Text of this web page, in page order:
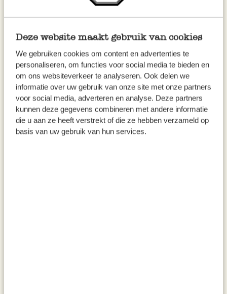
Deze website maakt gebruik van cookies
We gebruiken cookies om content en advertenties te
personaliseren, om functies voor social media te bieden en
om ons websiteverkeer te analyseren. Ook delen we
informatie over uw gebruik van onze site met onze partners
voor social media, adverteren en analyse. Deze partners
kunnen deze gegevens combineren met andere informatie
die u aan ze heeft verstrekt of die ze hebben verzameld op
basis van uw gebruik van hun services.
Carafe à facettes, verre
recyclé, 1 L
8,95 €
Verre empilable, verre recyclé,
soufflé à la bouche, 175 ml
4,50 €